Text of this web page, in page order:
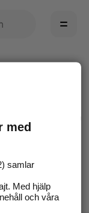
det.
försök igen
med
samlar
Med hjälp
och våra